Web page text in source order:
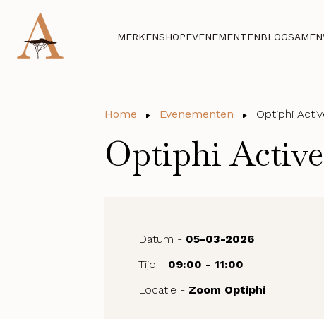
MERKENSHOPEVENEMENTENBLOG
Home Evenementen Optiphi
Optiphi
Datum - 05-03-2026
Tijd - 09:00 - 11:00
Locatie - Zoom Optiphi